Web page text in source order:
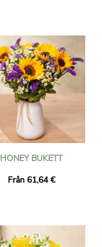
HONEY BUKETT
Från 61,64 €